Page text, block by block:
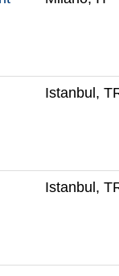
Istanbul,
Istanbul,